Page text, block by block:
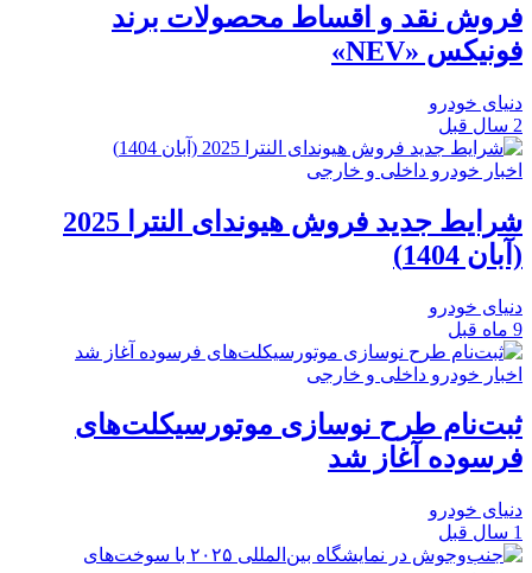
فروش نقد و اقساط محصولات برند
فونیکس «NEV»
دنیای خودرو
2 سال قبل
اخبار خودرو داخلی و خارجی
شرایط جدید فروش هیوندای النترا 2025
(آبان 1404)
دنیای خودرو
9 ماه قبل
اخبار خودرو داخلی و خارجی
ثبت‌نام طرح نوسازی موتورسیکلت‌های
فرسوده آغاز شد
دنیای خودرو
1 سال قبل